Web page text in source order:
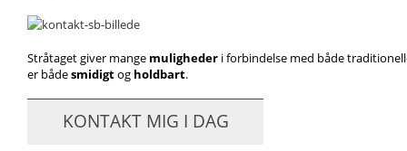
Stråtaget giver mange muligheder i forbindelse med både
er bådesmidigtog holdbart.
KONTAKT MIG I DAG